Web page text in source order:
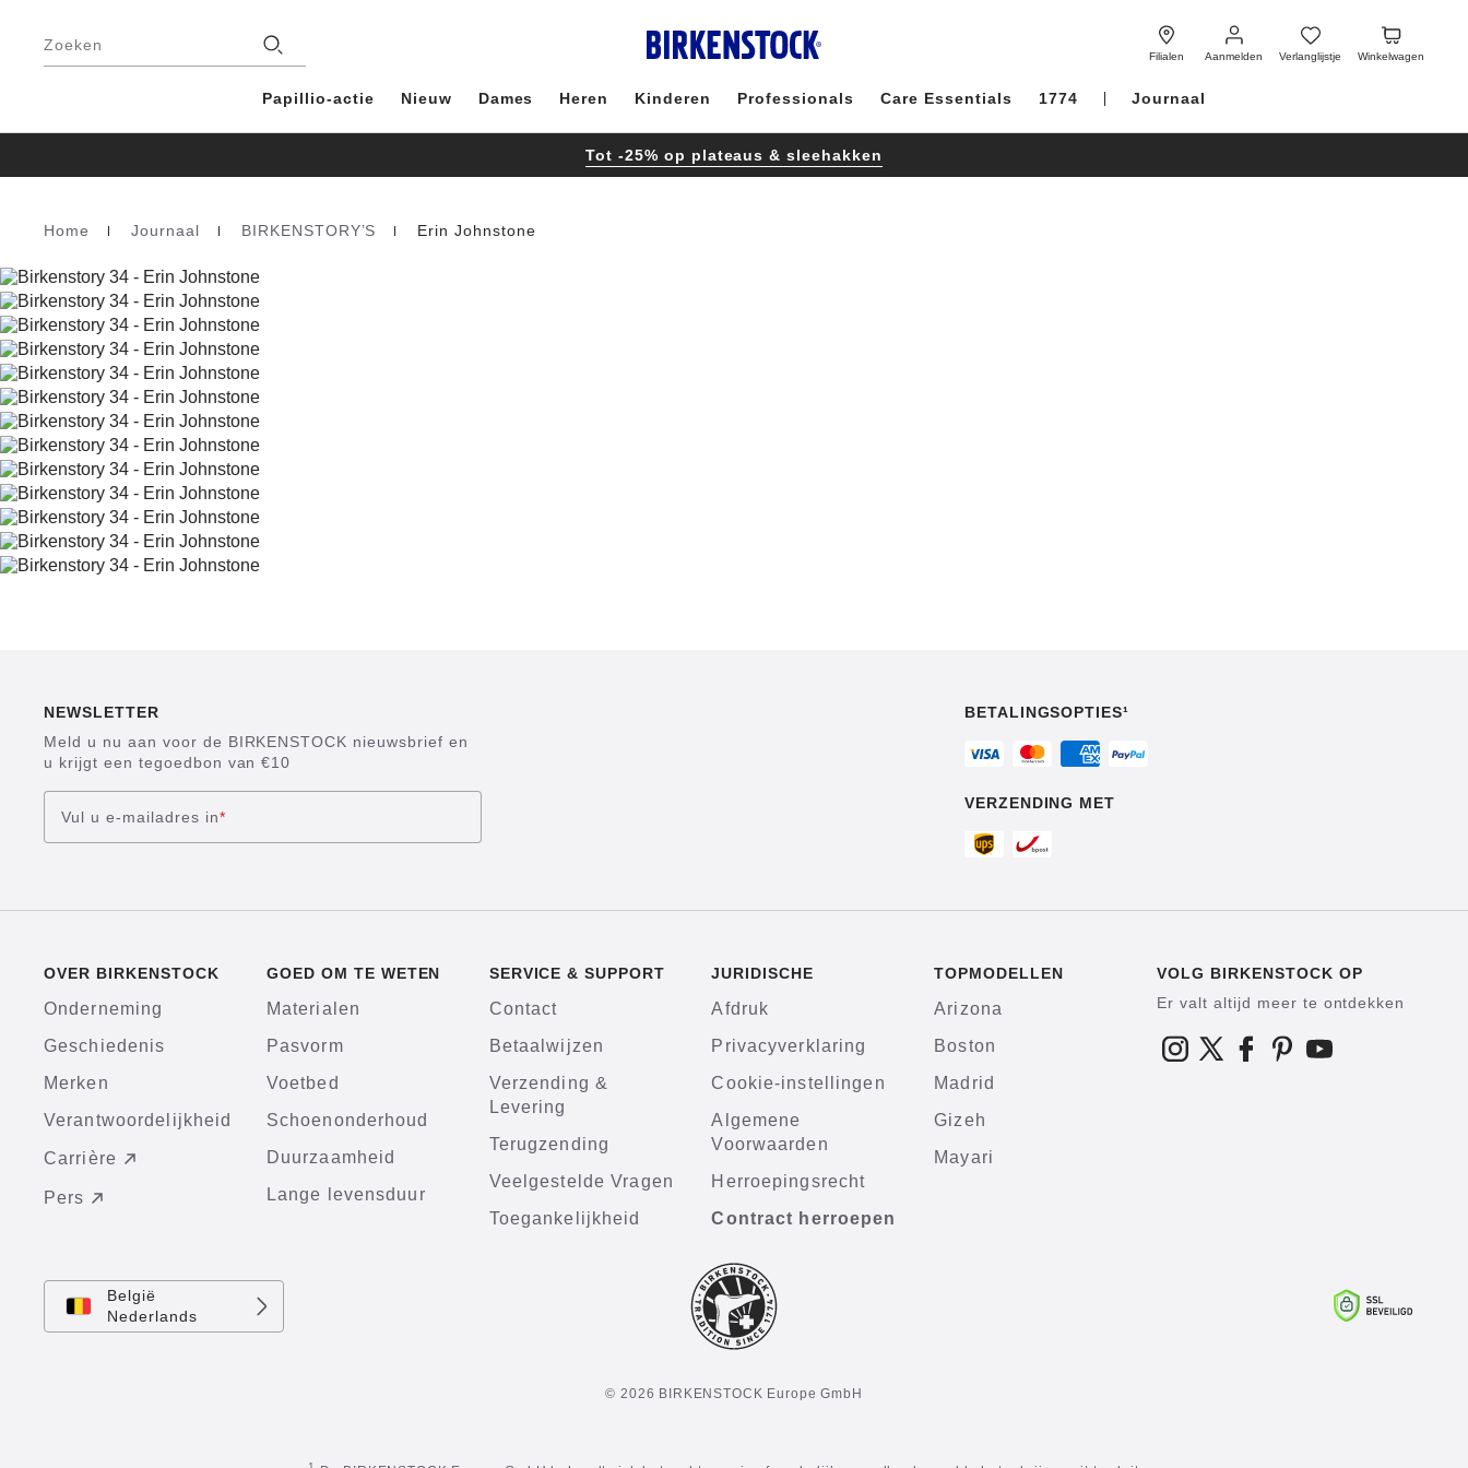
Zoeken
Filialen Aanmelden
Aanmelden
Verlanglijstje
Verlanglijstje
Winkelwagen
Winkelwagen
Papillio-actie Nieuw Dames Heren Kinderen Professionals Care Essentials 1774 Journaal
Tot -25% op plateaus & sleehakken
Homepage
Home Journaal BIRKENSTORY’S Erin Johnstone
NEWSLETTER
Meld u nu aan voor de BIRKENSTOCK nieuwsbrief en
u krijgt een tegoedbon van €10
Vul u e-mailadres in*
BETALINGSOPTIES¹
VERZENDING MET
OVER BIRKENSTOCK
Onderneming
Geschiedenis
Merken
Verantwoordelijkheid
Carrière
Pers
GOED OM TE WETEN
Materialen
Pasvorm
Voetbed
Schoenonderhoud
Duurzaamheid
Lange levensduur
SERVICE & SUPPORT
Contact
Betaalwijzen
Verzending &
Levering
Terugzending
Veelgestelde Vragen
Toegankelijkheid
JURIDISCHE
Afdruk
Privacyverklaring
Cookie-instellingen
Algemene
Voorwaarden
Herroepingsrecht
Contract herroepen
TOPMODELLEN
Arizona
Boston
Madrid
Gizeh
Mayari
VOLG BIRKENSTOCK OP
Er valt altijd meer te ontdekken
België
Nederlands
© 2026 BIRKENSTOCK Europe GmbH